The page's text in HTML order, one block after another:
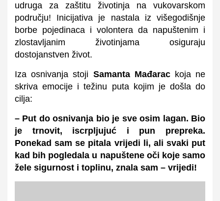
udruga za zaštitu životinja na vukovarskom
području! Inicijativa je nastala iz višegodišnje
borbe pojedinaca i volontera da napuštenim i
zlostavljanim životinjama osiguraju
dostojanstven život.
Iza osnivanja stoji Samanta Mađarackoja ne
skriva emocije i težinu puta kojim je došla do
cilja:
– Put do osnivanja bio je sve osim lagan. Bio
je trnovit, iscrpljujuć i pun prepreka.
Ponekad sam se pitala vrijedi li, ali svaki put
kad bih pogledala u napuštene oči koje samo
žele sigurnost i toplinu, znala sam – vrijedi!